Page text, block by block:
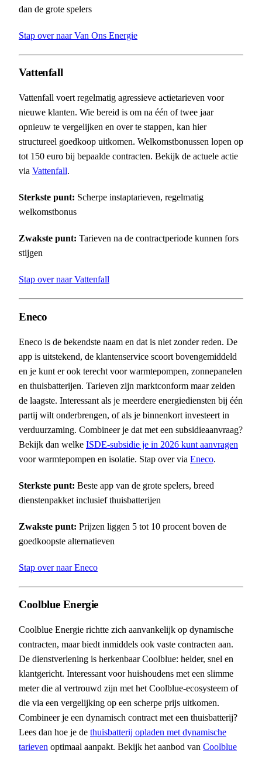
dan de grote spelers
Stap over naar Van Ons Energie
Vattenfall
Vattenfall voert regelmatig agressieve actietarieven voor
nieuwe klanten. Wie bereid is om na één of twee jaar
opnieuw te vergelijken en over te stappen, kan hier
structureel goedkoop uitkomen. Welkomstbonussen lopen op
tot 150 euro bij bepaalde contracten. Bekijk de actuele actie
via Vattenfall.
Sterkste punt: Scherpe instaptarieven, regelmatig
welkomstbonus
Zwakste punt: Tarieven na de contractperiode kunnen fors
stijgen
Stap over naar Vattenfall
Eneco
Eneco is de bekendste naam en dat is niet zonder reden. De
app is uitstekend, de klantenservice scoort bovengemiddeld
en je kunt er ook terecht voor warmtepompen, zonnepanelen
en thuisbatterijen. Tarieven zijn marktconform maar zelden
de laagste. Interessant als je meerdere energiediensten bij één
partij wilt onderbrengen, of als je binnenkort investeert in
verduurzaming. Combineer je dat met een subsidieaanvraag?
Bekijk dan welke ISDE-subsidie je in 2026 kunt aanvragen
voor warmtepompen en isolatie. Stap over via Eneco.
Sterkste punt: Beste app van de grote spelers, breed
dienstenpakket inclusief thuisbatterijen
Zwakste punt: Prijzen liggen 5 tot 10 procent boven de
goedkoopste alternatieven
Stap over naar Eneco
Coolblue Energie
Coolblue Energie richtte zich aanvankelijk op dynamische
contracten, maar biedt inmiddels ook vaste contracten aan.
De dienstverlening is herkenbaar Coolblue: helder, snel en
klantgericht. Interessant voor huishoudens met een slimme
meter die al vertrouwd zijn met het Coolblue-ecosysteem of
die via een vergelijking op een scherpe prijs uitkomen.
Combineer je een dynamisch contract met een thuisbatterij?
Lees dan hoe je de thuisbatterij opladen met dynamische
tarieven optimaal aanpakt. Bekijk het aanbod van Coolblue